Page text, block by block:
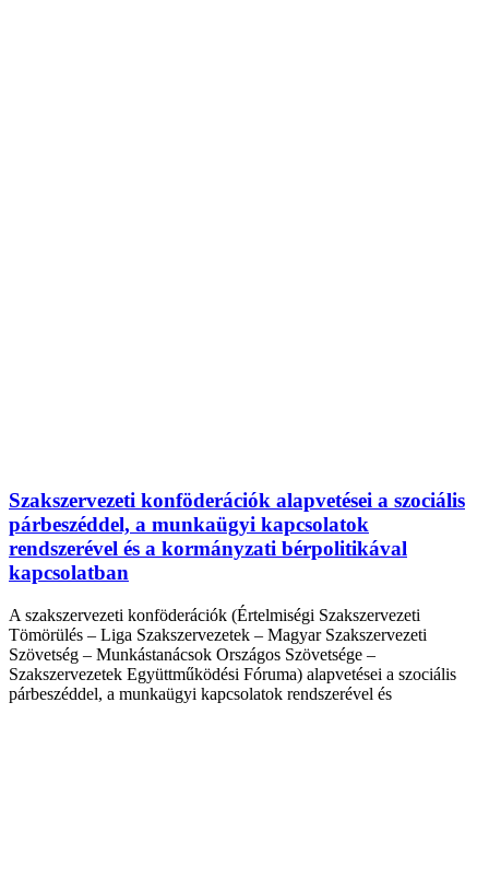
Szakszervezeti konföderációk alapvetései a szociális
párbeszéddel, a munkaügyi kapcsolatok
rendszerével és a kormányzati bérpolitikával
kapcsolatban
A szakszervezeti konföderációk (Értelmiségi Szakszervezeti
Tömörülés – Liga Szakszervezetek – Magyar Szakszervezeti
Szövetség – Munkástanácsok Országos Szövetsége –
Szakszervezetek Együttműködési Fóruma) alapvetései a szociális
párbeszéddel, a munkaügyi kapcsolatok rendszerével és